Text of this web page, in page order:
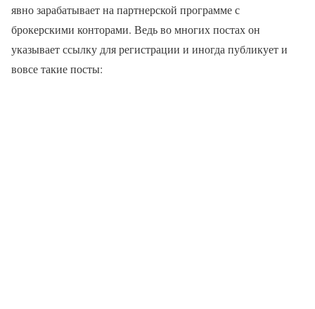
явно зарабатывает на партнерской программе с
брокерскими конторами. Ведь во многих постах он
указывает ссылку для регистрации и иногда публикует и
вовсе такие посты: